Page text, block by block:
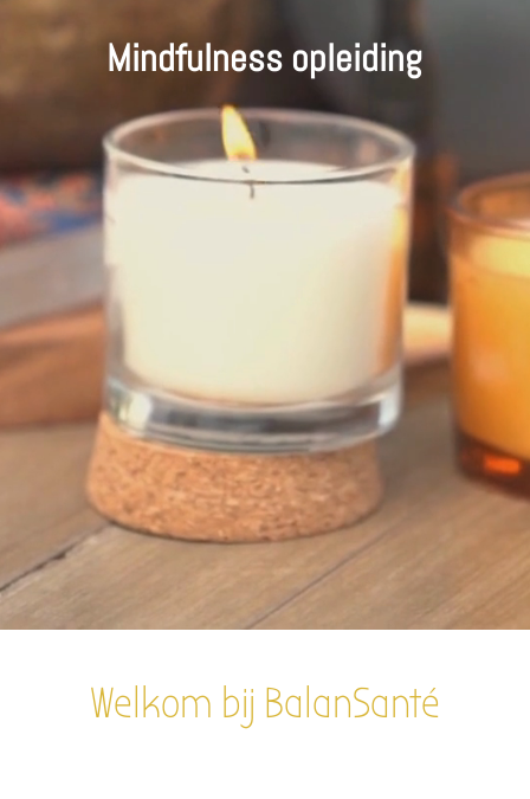
Mindfulness opleiding
Welkom bij BalanSanté